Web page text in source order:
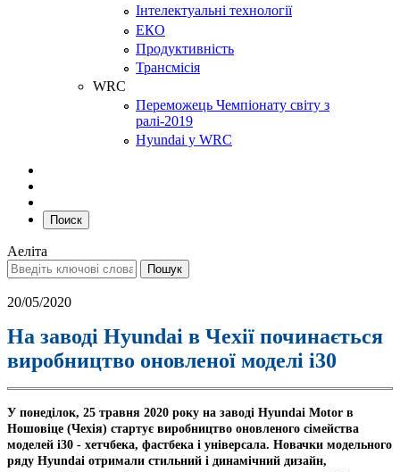
Інтелектуальні технології
ЕКО
Продуктивність
Трансмісія
WRC
Переможець Чемпіонату світу з
ралі-2019
Hyundai у WRC
Поиск
Аеліта
20/05/2020
На заводі Hyundai в Чехії починається
виробництво оновленої моделі i30
У понеділок, 25 травня 2020 року на заводі Hyundai Motor в
Ношовіце (Чехія) стартує виробництво оновленого сімейства
моделей i30 - хетчбека, фастбека і універсала. Новачки модельного
ряду Hyundai отримали стильний і динамічний дизайн,